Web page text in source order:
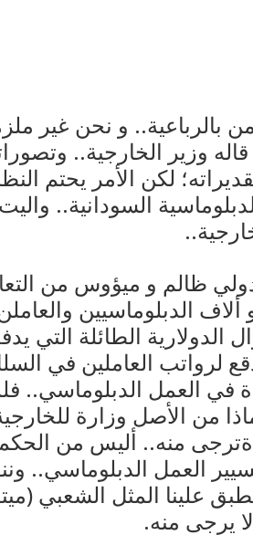
و نحن غير
وزير الخارجية..
لكن الأمر يحتم
السودانية..
ظالم و ميؤوس من
ألاف الدبلوماسيين
الدولارية الطائلة التي
لرواتب العاملين في
في العمل الدبلوماسي..
من الأصل وزارة
منه.. أليس من
العمل الدبلوماسي..
علينا المثل الشعبي
يرجى منه.